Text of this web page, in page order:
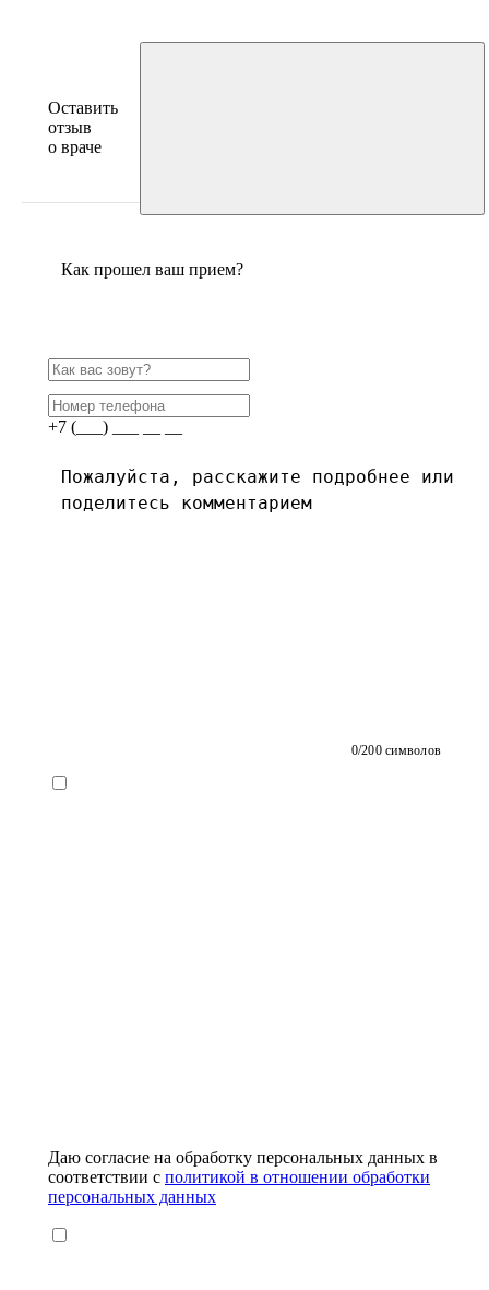
Оставить
отзыв
о враче
Как прошел ваш прием?
+7 (___) ___ __ __
0/200 символов
Даю согласие на обработку персональных данных в
соответствии с политикой в отношении обработки
персональных данных